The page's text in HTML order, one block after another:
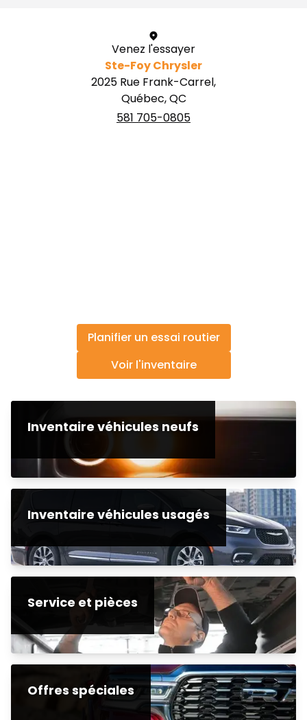
Venez l'essayer
Ste-Foy Chrysler
2025 Rue Frank-Carrel,
Québec, QC
581 705-0805
Planifier un essai routier
Voir l'inventaire
Inventaire véhicules neufs
Inventaire véhicules usagés
Service et pièces
Offres spéciales